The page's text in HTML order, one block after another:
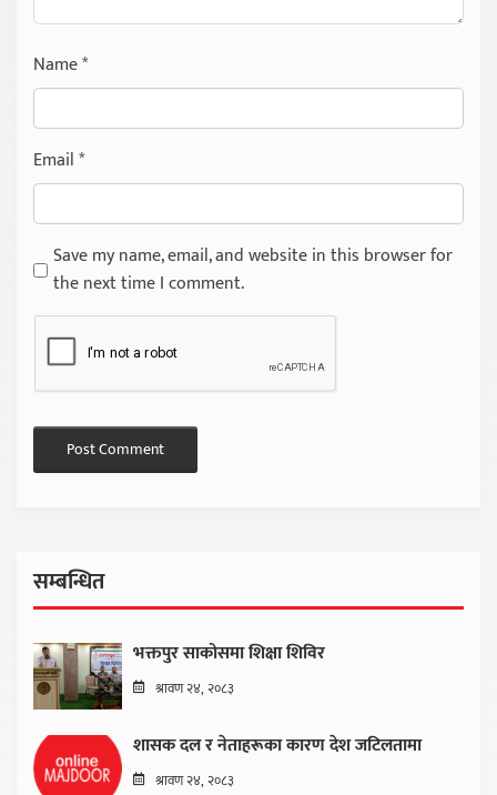
Name*
Email*
Save my name, email, and website in this browser for
the next time I comment.
सम्बन्धित
भक्तपुर साकोसमा शिक्षा शिविर
श्रावण २४, २०८३
शासक दल र नेताहरूका कारण देश जटिलतामा
श्रावण २४, २०८३